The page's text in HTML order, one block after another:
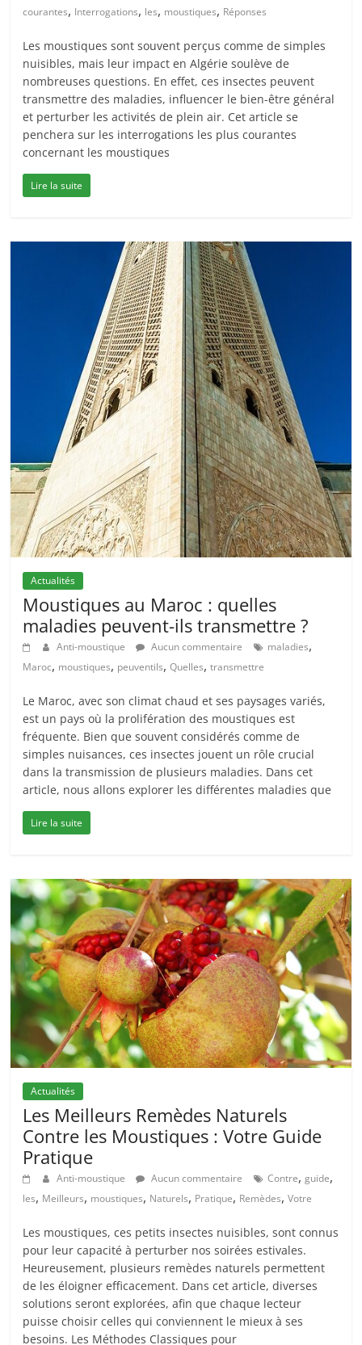
courantes, Interrogations, les, moustiques, Réponses
Les moustiques sont souvent perçus comme de simples
nuisibles, mais leur impact en Algérie soulève de
nombreuses questions. En effet, ces insectes peuvent
transmettre des maladies, influencer le bien-être général
et perturber les activités de plein air. Cet article se
penchera sur les interrogations les plus courantes
concernant les moustiques
Lire la suite
Actualités
Moustiques au Maroc : quelles
maladies peuvent-ils transmettre ?
Anti-moustique Aucun commentaire maladies,
Maroc, moustiques, peuventils,Quelles,transmettre
Le Maroc, avec son climat chaud et ses paysages variés,
est un pays où la prolifération des moustiques est
fréquente. Bien que souvent considérés comme de
simples nuisances, ces insectes jouent un rôle crucial
dans la transmission de plusieurs maladies. Dans cet
article, nous allons explorer les différentes maladies que
Lire la suite
Actualités
Les Meilleurs Remèdes Naturels
Contre les Moustiques : Votre Guide
Pratique
Anti-moustique Aucun commentaire Contre,guide,
les, Meilleurs, moustiques, Naturels, Pratique, Remèdes,Votre
Les moustiques, ces petits insectes nuisibles, sont connus
pour leur capacité à perturber nos soirées estivales.
Heureusement, plusieurs remèdes naturels permettent
de les éloigner efficacement. Dans cet article, diverses
solutions seront explorées, afin que chaque lecteur
puisse choisir celles qui conviennent le mieux à ses
besoins. Les Méthodes Classiques pour